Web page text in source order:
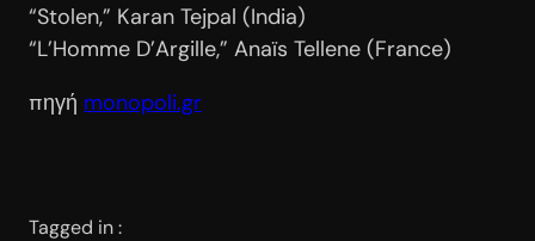
“Stolen,” Karan Tejpal (India)
“L’Homme D’Argille,” Anaïs Tellene (France)
πηγή monopoli.gr
Tagged in :